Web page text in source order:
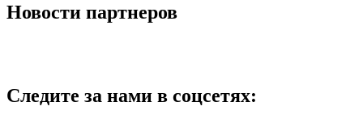
Новости партнеров
Следите за нами в соцсетях: